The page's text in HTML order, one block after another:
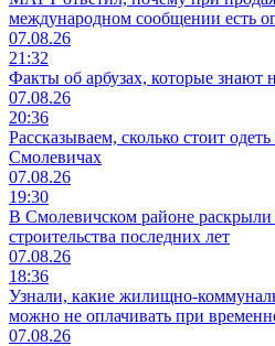
международном сообщении есть
07.08.26
21:32
Факты об арбузах, которые знают
07.08.26
20:36
Рассказываем, сколько стоит
Смолевичах
07.08.26
19:30
В Смолевичском районе
строительства последних лет
07.08.26
18:36
Узнали, какие жилищно-
можно не оплачивать при
07.08.26